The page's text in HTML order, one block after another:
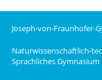
Joseph-von-Fraunhofer-
Naturwissenschaftlich-
Sprachliches Gymnasium